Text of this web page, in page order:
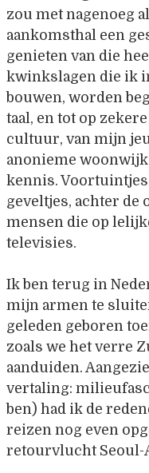
zou met nagenoeg
aankomsthal een
genieten van die
kwinkslagen die ik
bouwen, worden
taal, en tot op
cultuur, van mijn
anonieme
kennis.
geveltjes, achter
mensen die op
televisies.
Ik ben terug in
mijn armen te
geleden geboren
zoals we het verre
aanduiden.
vertaling:
ben) had ik de
reizen nog even
retourvlucht Seoul-